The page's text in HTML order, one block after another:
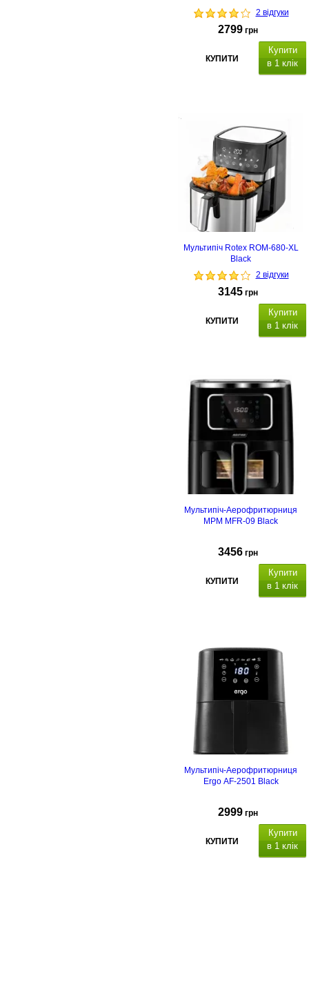
2 відгуки
2799 грн
КУПИТИ
Купити
в 1 клік
Мультипіч Rotex ROM-680-XL
Black
2 відгуки
3145 грн
КУПИТИ
Купити
в 1 клік
Особливості: 3D
нагрівання, конвекція
Мультипіч-Аерофритюрниця
MPM MFR-09 Black
3456 грн
КУПИТИ
Купити
в 1 клік
Мультипіч-Аерофритюрниця
Ergo AF-2501 Black
2999 грн
КУПИТИ
Купити
в 1 клік